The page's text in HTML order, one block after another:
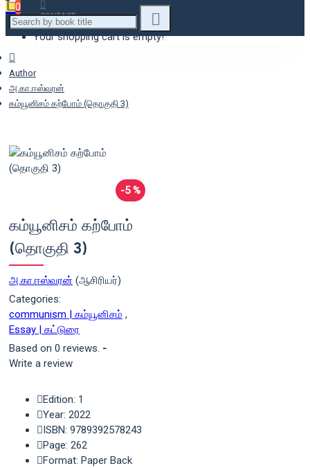
CONTACT
0
Your shopping cart is empty!
Author
அ.கா.ஈஸ்வரன்
கம்யூனிசம் கற்போம் (தொகுதி 3)
-5 %
கம்யூனிசம் கற்போம்
(தொகுதி 3)
அ.கா.ஈஸ்வரன் (ஆசிரியர்)
Categories:
communism | கம்யூனிசம் ,
Essay | கட்டுரை
Based on 0 reviews. -
Write a review
Edition: 1
Year: 2022
ISBN: 9789392578243
Page: 262
Format: Paper Back